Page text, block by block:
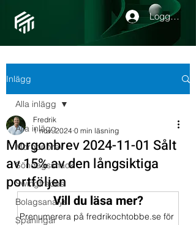
Logga in
Inlägg
Alla inlägg
Morgonbrev
Söndagssnack
Swingtrades
Bolagsanalys
Spaningar
Alla inlägg
Morgonbrev 2024-11-01 Sålt
av 15% av den långsiktiga
portföljen
Fredrik
1 nov. 2024 0 min läsning
Vill du läsa mer?
Prenumerera på fredrikochtobbe.se för